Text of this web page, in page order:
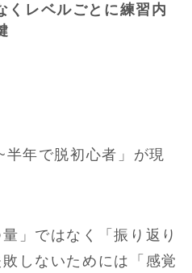
くレベルごとに練習内
年で脱初心者」が現
」ではなく「振り返り
しないためには「感覚